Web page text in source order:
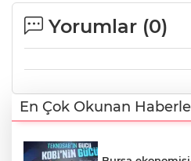
Yorumlar (0)
En Çok Okunan